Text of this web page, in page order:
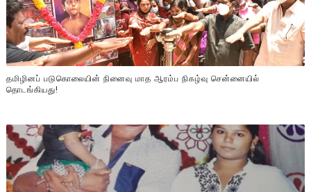
தமிழினப் படுகொலையின் நினைவு மாத ஆரம்ப நிகழ்வு சென்னையில்
தொடங்கியது!